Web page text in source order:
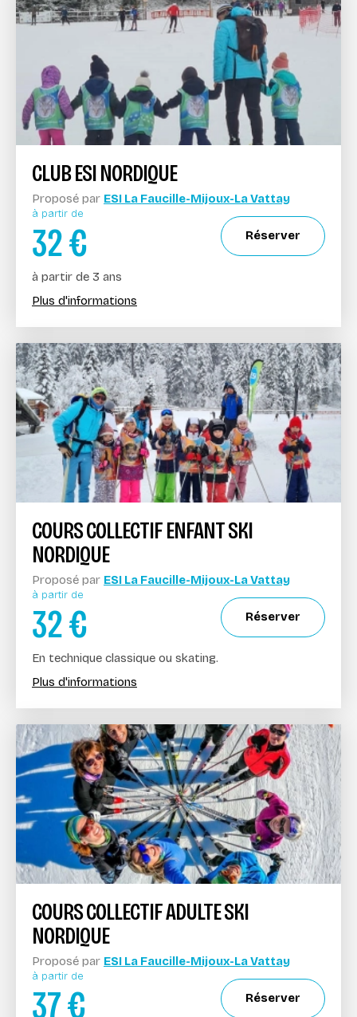
CLUB ESI NORDIQUE
Proposé par ESI La Faucille-Mijoux-La Vattay
à partir de
32€ Réserver
à partir de 3 ans
Plus d'informations
COURS COLLECTIF ENFANT SKI
NORDIQUE
Proposé par ESI La Faucille-Mijoux-La Vattay
à partir de
32€ Réserver
En technique classique ou skating.
Plus d'informations
COURS COLLECTIF ADULTE SKI
NORDIQUE
Proposé par ESI La Faucille-Mijoux-La Vattay
à partir de
37€ Réserver